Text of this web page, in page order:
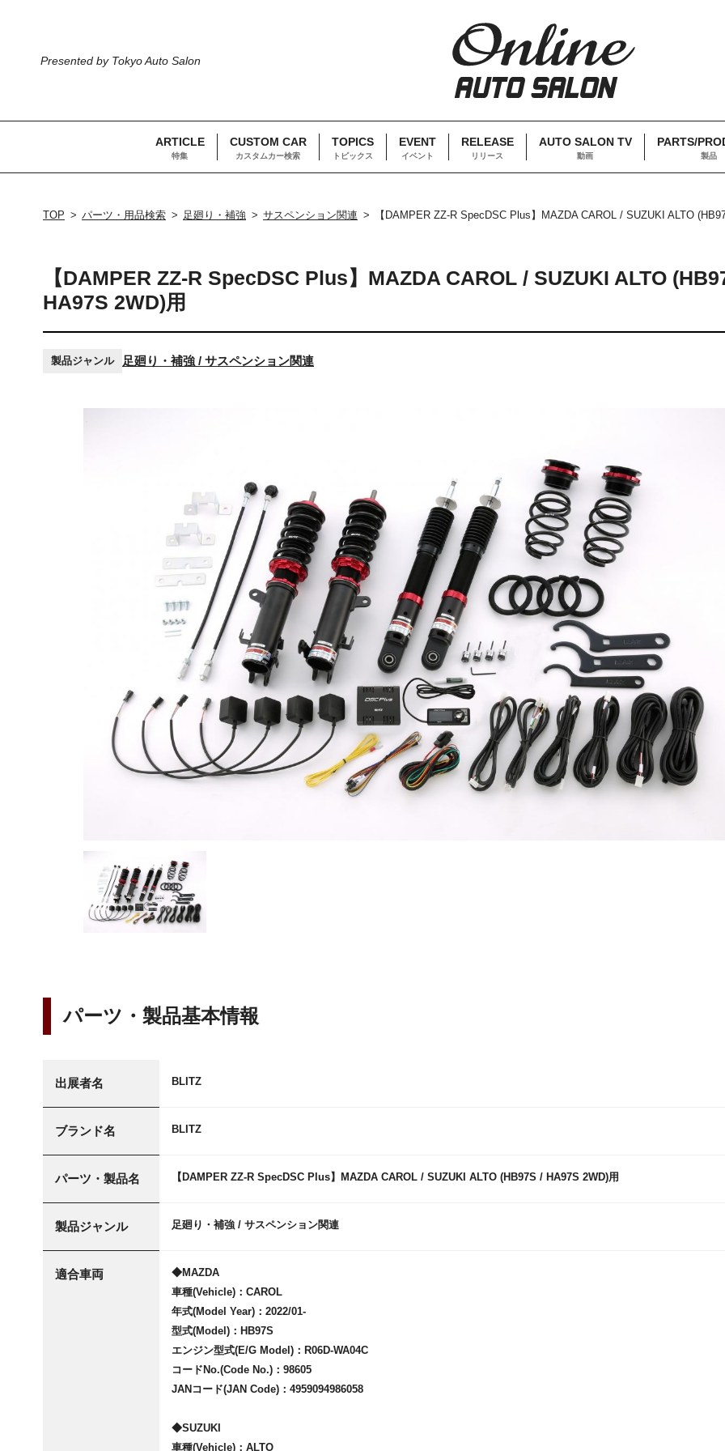
Presented by Tokyo Auto Salon
ARTICLE
特集
CUSTOM CAR
カスタムカー検索
TOPICS
トピックス
EVENT
イベント
RELEASE
リリース
AUTO SALON TV
動画
PARTS/
製品
TOP パーツ・用品検索 足廻り・補強 サスペンション関連 【DAMPER ZZ-R SpecDSC Plus】MAZDA CAROL / SUZUKI ALTO
【DAMPER ZZ-R SpecDSC Plus】MAZDA CAROL / SUZUKI ALTO
HA97S 2WD)用
製品ジャンル 足廻り・補強 / サスペンション関連
パーツ・製品基本情報
出展者名 BLITZ
ブランド名 BLITZ
パーツ・製品名 【DAMPER ZZ-R SpecDSC Plus】MAZDA CAROL / SUZUKI ALTO (HB97S / HA97S 2WD)用
製品ジャンル 足廻り・補強 / サスペンション関連
適合車両
◆MAZDA
車種(Vehicle)：CAROL
年式(Model Year)：2022/01-
型式(Model)：HB97S
エンジン型式(E/G Model)：R06D-WA04C
コードNo.(Code No.)：98605
JANコード(JAN Code)：4959094986058
◆SUZUKI
車種(Vehicle)：ALTO